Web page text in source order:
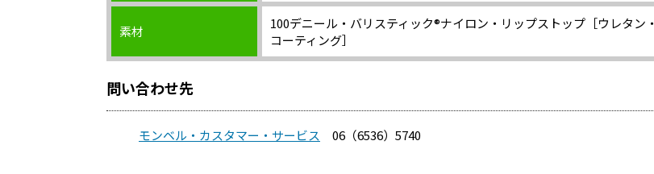
素材
100デニール・バリスティック®ナイロン・リップストップ［ウレタン・
コーティング］
問い合わせ先
モンベル・カスタマー・サービス 06（6536）5740